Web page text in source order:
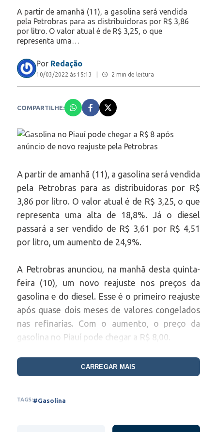
A partir de amanhã (11), a gasolina será vendida
pela Petrobras para as distribuidoras por R$ 3,86
por litro. O valor atual é de R$ 3,25, o que
representa uma…
Por Redação
10/03/2022 às 15:13 2 min de leitura
COMPARTILHE:
A partir de amanhã (11), a gasolina será vendida
pela Petrobras para as distribuidoras por R$
3,86 por litro. O valor atual é de R$ 3,25, o que
representa uma alta de 18,8%. Já o diesel
passará a ser vendido de R$ 3,61 por R$ 4,51
por litro, um aumento de 24,9%.
A Petrobras anunciou, na manhã desta quinta-
feira (10), um novo reajuste nos preços da
gasolina e do diesel. Esse é o primeiro reajuste
após quase dois meses de valores congelados
nas refinarias. Com o aumento, o preço da
gasolina no Piauí pode chegar a R$ 8,00.
A partir de amanhã (11), a gasolina será vendida
pela Petrobras para as distribuidoras por R$
representa uma alta de 18,8%. Já o diesel
CARREGAR MAIS
TAGS:#Gasolina